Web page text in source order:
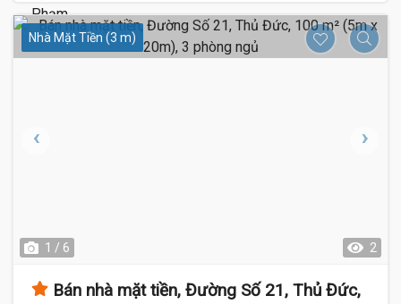
Nhà Mặt Tiền (3 m)
1 / 6 2
Bán nhà mặt tiền, Đường Số 21, Thủ Đức,